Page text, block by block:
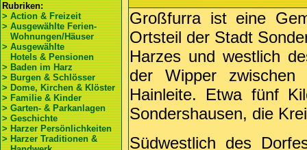
Rubriken:
> Action & Freizeit
> Ausgewählte Ferien-
Wohnungen/Häuser
> Ausgewählte
Hotels & Pensionen
> Baden im Harz
> Burgen & Schlösser
> Dome, Kirchen & Klöster
> Familie & Kinder
> Garten- & Parkanlagen
> Geschichte
> Harzer Persönlichkeiten
> Harzer Traditionen &
Großfurra ist eine
Ortsteil der Stadt
Harzes und westlich
der Wipper zwischen
Hainleite. Etwa fünf
Sondershausen, die
Südwestlich des